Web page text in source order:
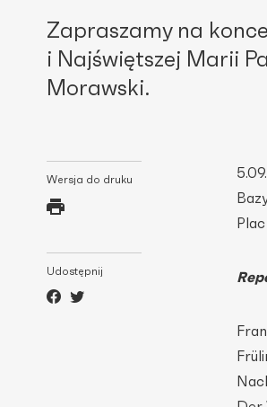
Zapraszamy na
i Najświętszej Marii
Morawski.
Wersja do druku
Udostępnij